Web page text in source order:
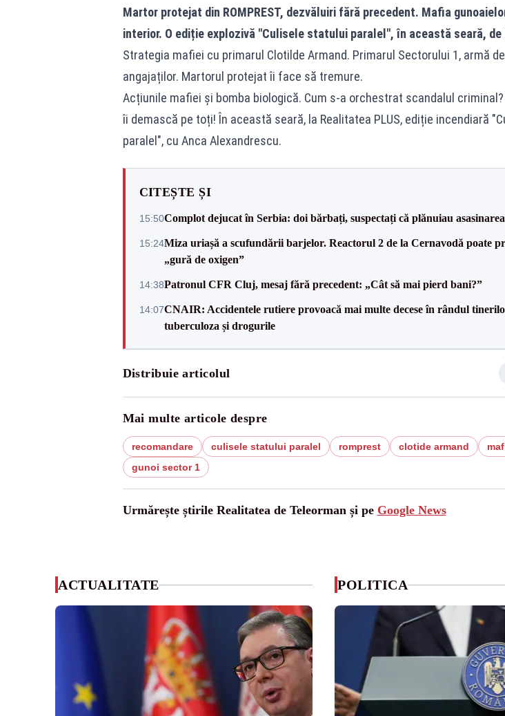
Martor protejat din ROMPREST, dezvăluiri fără precedent. Mafia
interior. O ediție explozivă "Culisele statului paralel", în această seară, de
Strategia mafiei cu primarul Clotilde Armand. Primarul Sectorului 1, armă
angajaților. Martorul protejat îi face să tremure.
Acțiunile mafiei și bomba biologică. Cum s-a orchestrat scandalul
îi demască pe toți! În această seară, la Realitatea PLUS, ediție incendiară
paralel", cu Anca Alexandrescu.
CITEȘTE ȘI
15:50Complot dejucat în Serbia: doi bărbați, suspectați că plănuiau
15:24Miza uriașă a scufundării barjelor. Reactorul 2 de la Cernavodă poate
„gură de oxigen”
14:38Patronul CFR Cluj, mesaj fără precedent: „Cât să mai pierd bani?”
14:07CNAIR: Accidentele rutiere provoacă mai multe decese în rândul
tuberculoza și drogurile
Distribuie articolul
Mai multe articole despre
recomandare culisele statului paralel romprest clotide armand
gunoi sector 1
Urmărește știrile Realitatea de Teleorman și pe Google News
ACTUALITATE POLITICA